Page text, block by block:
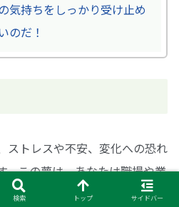
気持ちをしっかり受け止め
のだ！
ストレスや不安、変化への恐れ
。この夢は、あなたは職場や業
題に直面している可能性がある
検索 トップ サイドバー